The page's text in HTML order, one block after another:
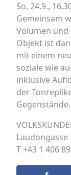
So, 24.9.,
Gemeinsam
Volumen und
Objekt ist
mit einem
soziale wie
inklusive
der
Gegenstände.
Laudongasse
T +43 1 406